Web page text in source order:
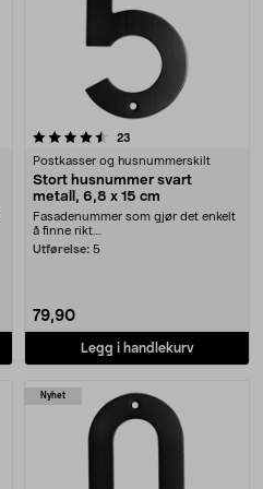
23
Postkasser og husnummerskilt
Stort husnummer svart
metall, 6,8 x 15 cm
Fasadenummer som gjør det enkelt
å finne rikt....
Utførelse: 5
79,90
Legg i handlekurv
Nyhet